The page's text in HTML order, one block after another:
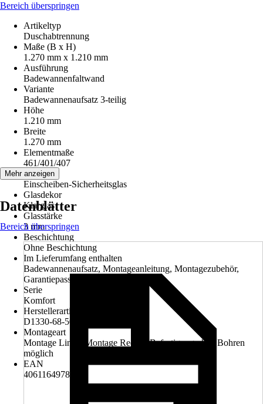
Bereich überspringen
Artikeltyp
Duschabtrennung
Maße (B x H)
1.270 mm x 1.210 mm
Ausführung
Badewannenfaltwand
Variante
Badewannenaufsatz 3-teilig
Höhe
1.210 mm
Breite
1.270 mm
Elementmaße
461/401/407
Glasart
Einscheiben-Sicherheitsglas
Glasdekor
Klarglas
Glasstärke
3 mm
Beschichtung
Ohne Beschichtung
Im Lieferumfang enthalten
Badewannenaufsatz, Montageanleitung, Montagezubehör,
Garantiepass
Serie
Komfort
Herstellerartikelnummer
D1330-68-50
Montageart
Montage Links, Montage Rechts, Befestigung ohne Bohren
möglich
EAN
4061164978624
Mehr anzeigen
Datenblätter
Bereich überspringen